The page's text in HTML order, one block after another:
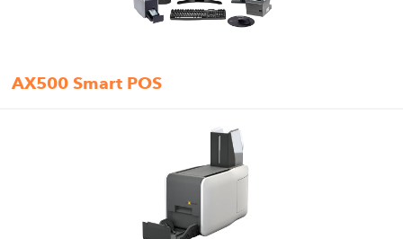
AX500 Smart POS